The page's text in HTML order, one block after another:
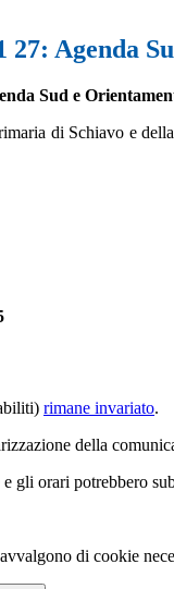
Agenda
Sud e
di Schiavo e
rimane invariato.
della
gli orari potrebbero
di cookie